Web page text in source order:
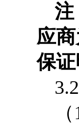
注
应
保
3.2
（